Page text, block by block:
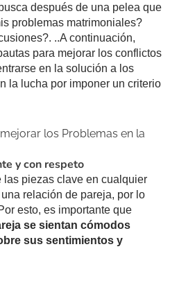
después de una pelea que
problemas matrimoniales?
..A continuación,
para mejorar los conflictos
en la solución a los
la lucha por imponer un criterio
los Problemas en la
y con respeto
las piezas clave en cualquier
relación de pareja, por lo
esto, es importante que
se sientan cómodos
sus sentimientos y